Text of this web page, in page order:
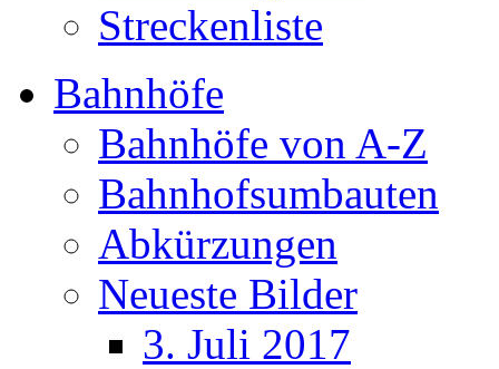
Streckenliste
Bahnhöfe
Bahnhöfe von A-Z
Bahnhofsumbauten
Abkürzungen
Neueste Bilder
3. Juli 2017